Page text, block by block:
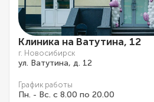
Клиника на Ватутина, 12
г. Новосибирск
ул. Ватутина, д. 12
График работы
Пн. - Вс. с 8.00 по 20.00